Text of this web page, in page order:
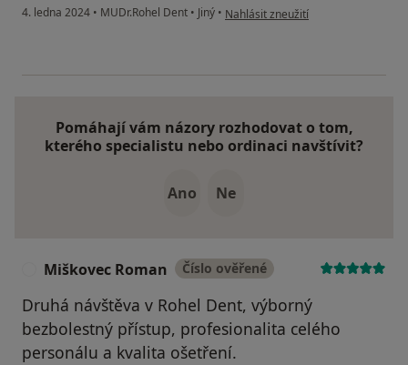
4. ledna 2024 • MUDr.Rohel Dent • Jiný • podle názoru uživatele Ing. Kamil
Nahlásit zneužití
Pomáhají vám názory rozhodovat o tom,
kterého specialistu nebo ordinaci navštívit?
Ano Ne
Miškovec Roman Číslo ověřené
Druhá návštěva v Rohel Dent, výborný
bezbolestný přístup, profesionalita celého
personálu a kvalita ošetření.